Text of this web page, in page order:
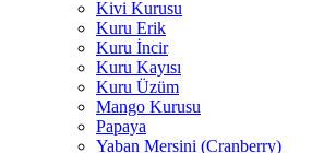
Kivi Kurusu
Kuru Erik
Kuru İncir
Kuru Kayısı
Kuru Üzüm
Mango Kurusu
Papaya
Yaban Mersini (Cranberry)